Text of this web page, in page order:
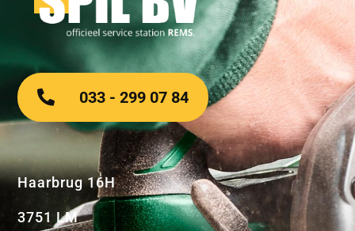
Haarbrug 16H
3751 LM
033 - 299 07 84